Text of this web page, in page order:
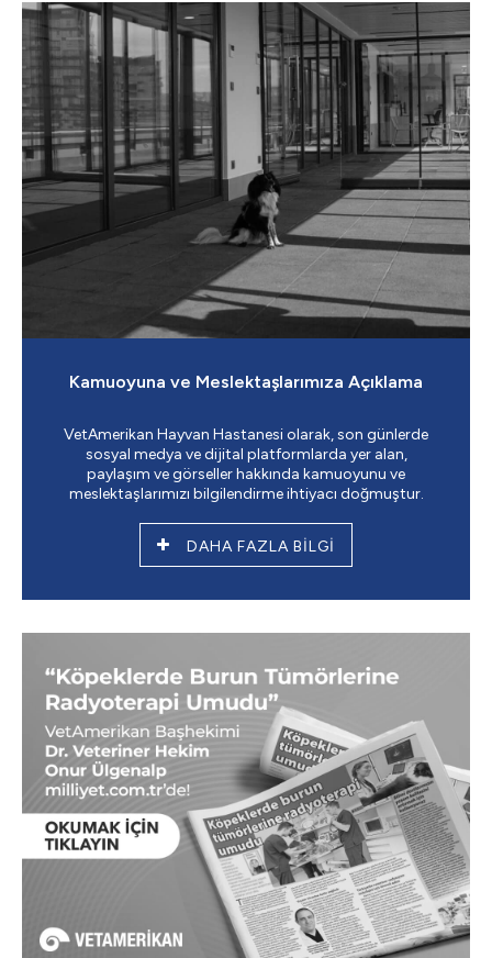
Kamuoyuna ve Meslektaşlarımıza Açıklama
VetAmerikan Hayvan Hastanesi olarak, son günlerde
sosyal medya ve dijital platformlarda yer alan,
paylaşım ve görseller hakkında kamuoyunu ve
meslektaşlarımızı bilgilendirme ihtiyacı doğmuştur.
DAHA FAZLA BİLGİ